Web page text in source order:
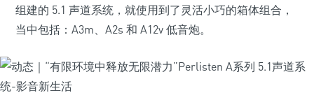
组建的 5.1 声道系统，就使用到了灵活小巧的箱体组合，
当中包括：A3m、A2s 和 A12v 低音炮。